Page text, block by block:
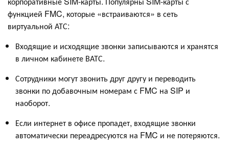
функцией FMC, которые «встраиваются» в сеть
виртуальной АТС:
Входящие и исходящие звонки записываются и хранятся
в личном кабинете ВАТС.
Сотрудники могут звонить друг другу и переводить
звонки по добавочным номерам с FMC на SIP и
наоборот.
Если интернет в офисе пропадет, входящие звонки
автоматически переадресуются на FMC и не потеряются.